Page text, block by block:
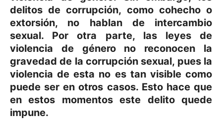
delitos de corrupción, como cohecho o
extorsión, no hablan de intercambio
sexual. Por otra parte, las leyes de
violencia de género no reconocen la
gravedad de la corrupción sexual, pues la
violencia de esta no es tan visible como
puede ser en otros casos. Esto hace que
en estos momentos este delito quede
impune.